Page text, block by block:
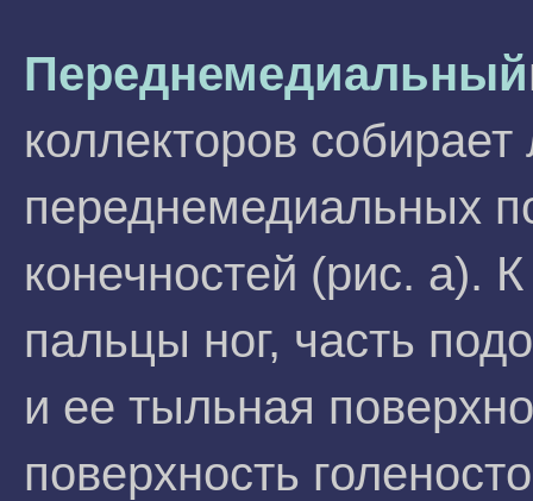
Переднемедиальный
коллекторов
переднемедиальных
конечностей (рис. а).
пальцы ног, часть
и ее тыльная
поверхность